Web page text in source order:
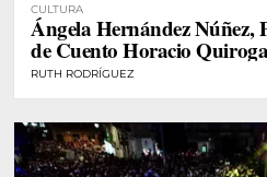
CULTURA
Ángela Hernández Núñez,
de Cuento Horacio
RUTH RODRÍGUEZ